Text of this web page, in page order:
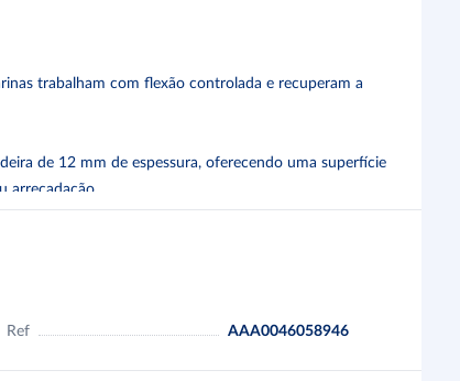
trabalham com flexão controlada e recuperam a
de 12 mm de espessura, oferecendo uma superfície
arrecadação.
a distribuição do peso e o acesso ao conteúdo
sem parafusos metálicos através de sistema de
Ref AAA0046058946